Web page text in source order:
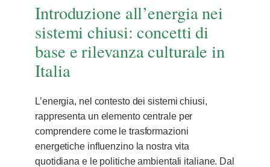
Introduzione all’energia nei
sistemi chiusi: concetti di
base e rilevanza culturale in
Italia
L’energia, nel contesto dei sistemi chiusi,
rappresenta un elemento centrale per
comprendere come le trasformazioni
energetiche influenzino la nostra vita
quotidiana e le politiche ambientali italiane. Dal